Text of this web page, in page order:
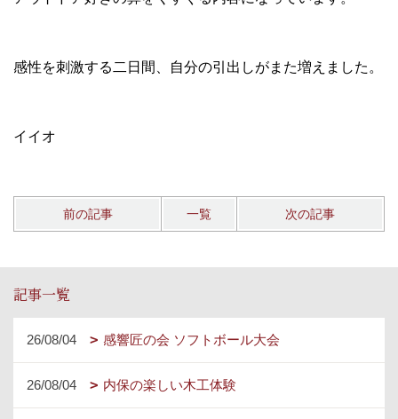
感性を刺激する二日間、自分の引出しがまた増えました。
イイオ
前の記事 一覧 次の記事
記事一覧
26/08/04 感響匠の会 ソフトボール大会
26/08/04 内保の楽しい木工体験